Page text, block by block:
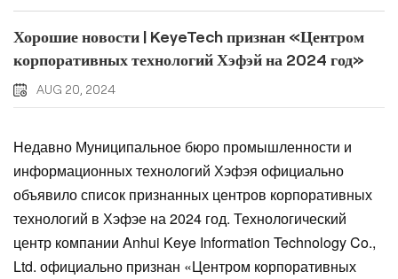
Хорошие новости | KeyeTech признан «Центром
корпоративных технологий Хэфэй на 2024 год»
AUG 20, 2024
Недавно Муниципальное бюро промышленности и
информационных технологий Хэфэя официально
объявило список признанных центров корпоративных
технологий в Хэфэе на 2024 год. Технологический
центр компании Anhui Keye Information Technology Co.,
Ltd. официально признан «Центром корпоративных